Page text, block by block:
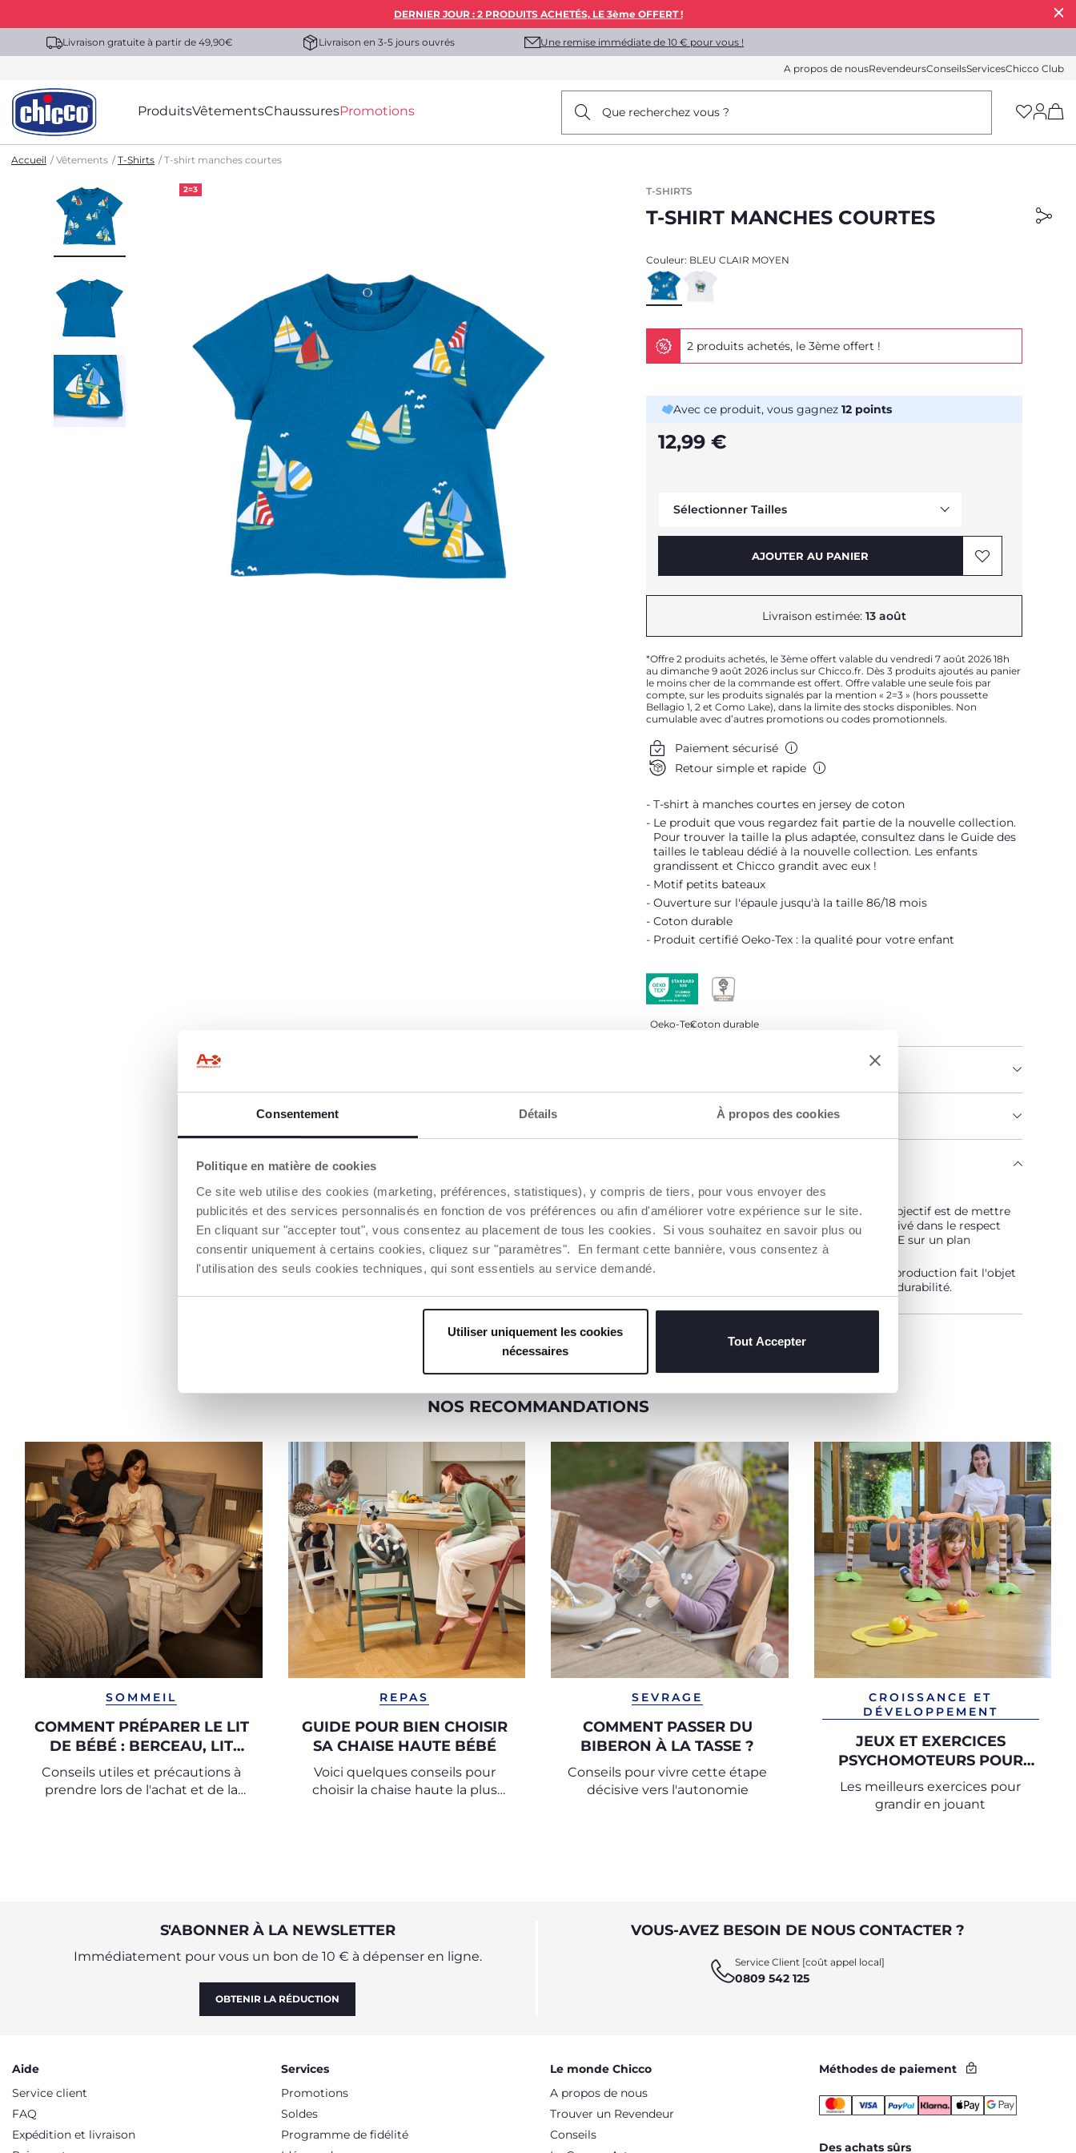
Consentement Détails À propos des cookies
Politique en matière de cookies
Ce site web utilise des cookies (marketing, préférences, statistiques), y compris de tiers, pour vous envoyer des
publicités et des services personnalisés en fonction de vos préférences ou afin d'améliorer votre expérience sur le site.
En cliquant sur "accepter tout", vous consentez au placement de tous les cookies. Si vous souhaitez en savoir plus ou
consentir uniquement à certains cookies, cliquez sur "paramètres". En fermant cette bannière, vous consentez à
l'utilisation des seuls cookies techniques, qui sont essentiels au service demandé.
Utiliser uniquement les cookies
nécessaires
Tout Accepter
DERNIER JOUR : 2 PRODUITS ACHETÉS, LE 3ème OFFERT !
Livraison gratuite à partir de 49,90€ Livraison en 3-5 jours ouvrés Une remise immédiate de 10 € pour vous !
A propos de nousRevendeursConseilsServicesChicco Club
ProduitsVêtementsChaussuresPromotions Que recherchez vous ?
Accueil Vêtements T-Shirts T-shirt manches courtes
2=3 T-SHIRTS
T-SHIRT MANCHES COURTES
Couleur: BLEU CLAIR MOYEN
2 produits achetés, le 3ème offert !
Avec ce produit, vous gagnez 12 points
12,99 €
Sélectionner Tailles
Me prévenir
Me prévenir
Me prévenir
Me prévenir
AJOUTER AU PANIER
Livraison estimée: 13 août
*Offre 2 produits achetés, le 3ème offert valable du vendredi 7 août 2026 18h
au dimanche 9 août 2026 inclus sur Chicco.fr. Dès 3 produits ajoutés au panier
le moins cher de la commande est offert. Offre valable une seule fois par
compte, sur les produits signalés par la mention « 2=3 » (hors poussette
Bellagio 1, 2 et Como Lake), dans la limite des stocks disponibles. Non
cumulable avec d’autres promotions ou codes promotionnels.
Paiement sécurisé
Retour simple et rapide
T-shirt à manches courtes en jersey de coton
Le produit que vous regardez fait partie de la nouvelle collection.
Pour trouver la taille la plus adaptée, consultez dans le Guide des
tailles le tableau dédié à la nouvelle collection. Les enfants
grandissent et Chicco grandit avec eux !
Motif petits bateaux
Ouverture sur l'épaule jusqu'à la taille 86/18 mois
Coton durable
Produit certifié Oeko-Tex : la qualité pour votre enfant
Oeko-TexCoton durable
AVERTISSEMENTS ET INSTRUCTIONS
Notre coton est… Durable !
Coton cultivé selon un programme dont l'objectif est de mettre
sur le marché des fils certifiés de coton cultivé dans le respect
des principes qui en font un coton DURABLE sur un plan
environnemental, économique et social.
Toute la chaîne d'approvisionnement et de production fait l'objet
d'une traçabilité et des mêmes mesures de durabilité.
Trouver un Revendeur
NOS RECOMMANDATIONS
SOMMEIL
COMMENT PRÉPARER LE LIT
DE BÉBÉ : BERCEAU, LIT
BÉBÉ ET CODODO
Conseils utiles et précautions à
prendre lors de l'achat et de la
REPAS
GUIDE POUR BIEN CHOISIR
SA CHAISE HAUTE BÉBÉ
Voici quelques conseils pour
choisir la chaise haute la plus
SEVRAGE
COMMENT PASSER DU
BIBERON À LA TASSE ?
Conseils pour vivre cette étape
décisive vers l'autonomie
CROISSANCE ET
DÉVELOPPEMENT
JEUX ET EXERCICES
PSYCHOMOTEURS POUR
CHAQUE ÉTAPE DE
L'ENFANCE
Les meilleurs exercices pour
grandir en jouant
S'ABONNER À LA NEWSLETTER
Immédiatement pour vous un bon de 10 € à dépenser en ligne.
OBTENIR LA RÉDUCTION
VOUS-AVEZ BESOIN DE NOUS CONTACTER ?
Service Client [coût appel local]
0809 542 125
Aide
Service client
FAQ
Expédition et livraison
Services
Promotions
Soldes
Programme de fidélité
Le monde Chicco
A propos de nous
Trouver un Revendeur
Conseils
Méthodes de paiement
Des achats sûrs